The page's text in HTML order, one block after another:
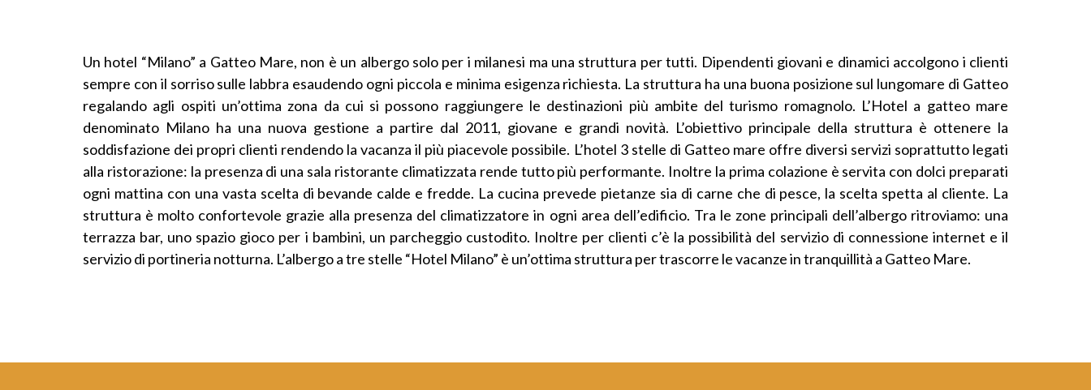
Un hotel “Milano” a Gatteo Mare, non è un albergo solo per i milanesi ma una struttura per tutti. Dipendenti giovani e dinamici accolgono i clienti
sempre con il sorriso sulle labbra esaudendo ogni piccola e minima esigenza richiesta. La struttura ha una buona posizione sul lungomare di Gatteo
regalando agli ospiti un’ottima zona da cui si possono raggiungere le destinazioni più ambite del turismo romagnolo. L’Hotel a gatteo mare
denominato Milano ha una nuova gestione a partire dal 2011, giovane e grandi novità. L’obiettivo principale della struttura è ottenere la
soddisfazione dei propri clienti rendendo la vacanza il più piacevole possibile. L’hotel 3 stelle di Gatteo mare offre diversi servizi soprattutto legati
alla ristorazione: la presenza di una sala ristorante climatizzata rende tutto più performante. Inoltre la prima colazione è servita con dolci preparati
ogni mattina con una vasta scelta di bevande calde e fredde. La cucina prevede pietanze sia di carne che di pesce, la scelta spetta al cliente. La
struttura è molto confortevole grazie alla presenza del climatizzatore in ogni area dell’edificio. Tra le zone principali dell’albergo ritroviamo: una
terrazza bar, uno spazio gioco per i bambini, un parcheggio custodito. Inoltre per clienti c’è la possibilità del servizio di connessione internet e il
servizio di portineria notturna. L’albergo a tre stelle “Hotel Milano” è un’ottima struttura per trascorre le vacanze in tranquillità a Gatteo Mare.